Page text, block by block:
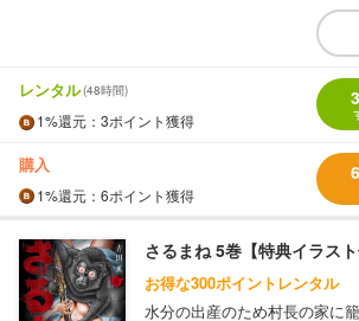
レンタル(48時間)
1%還元 ：3ポイント獲得
購入
1%還元 ：6ポイント獲得
さるまね 5巻【特典イラスト
お得な300ポイントレンタル
水分の出産のため村長の家に